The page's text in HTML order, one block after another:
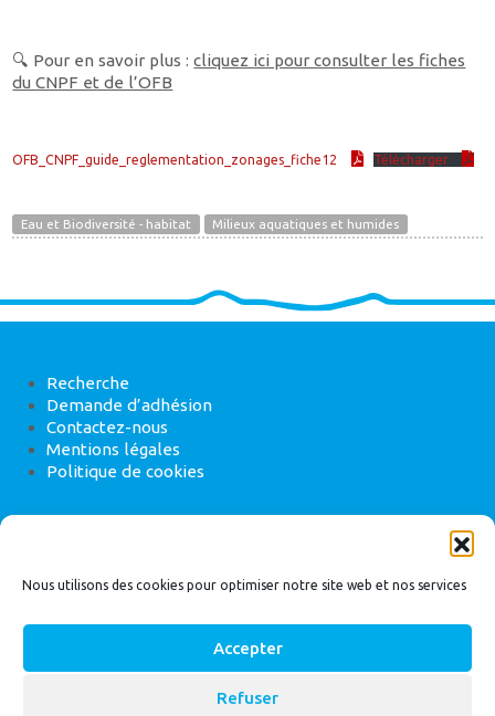
Nous utilisons des cookies pour optimiser notre site web et nos services
Accepter
Refuser
🔍 Pour en savoir plus :cliquez ici pour consulter les fiches
du CNPF et de l’OFB
OFB_CNPF_guide_reglementation_zonages_fiche12 Télécharger
Eau et Biodiversité - habitat Milieux aquatiques et humides
Recherche
Demande d’adhésion
Contactez-nous
Mentions légales
Politique de cookies